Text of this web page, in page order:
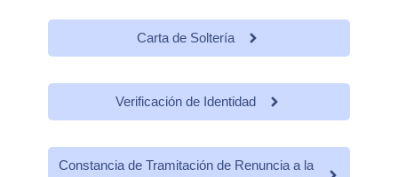
Carta de Soltería
Verificación de Identidad
Constancia de Tramitación de Renuncia a la